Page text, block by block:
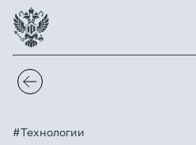
#Технологии